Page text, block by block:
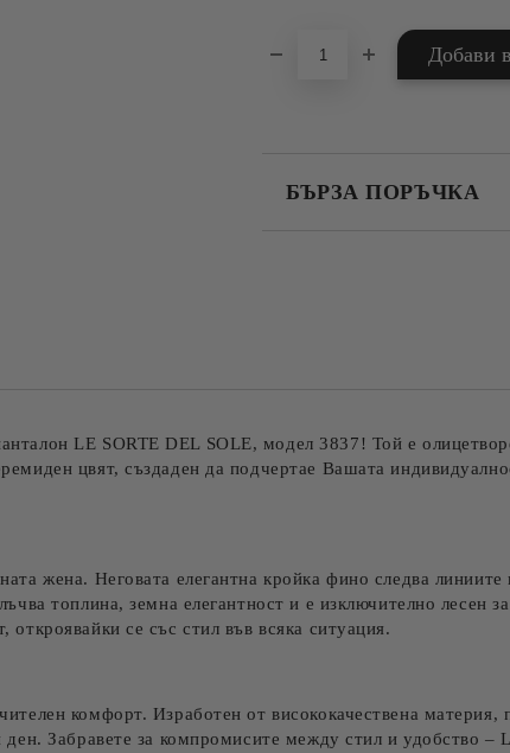
БЪРЗА ПОРЪЧКА
LE SORTE DEL SOLE, модел 3837! Той е
цвят, създаден да подчертае Вашата
жена. Неговата елегантна кройка фино следва линиите
топлина, земна елегантност и е изключително лесен
се със стил във всяка ситуация.
комфорт. Изработен от висококачествена
Забравете за компромисите между стил и удобство –